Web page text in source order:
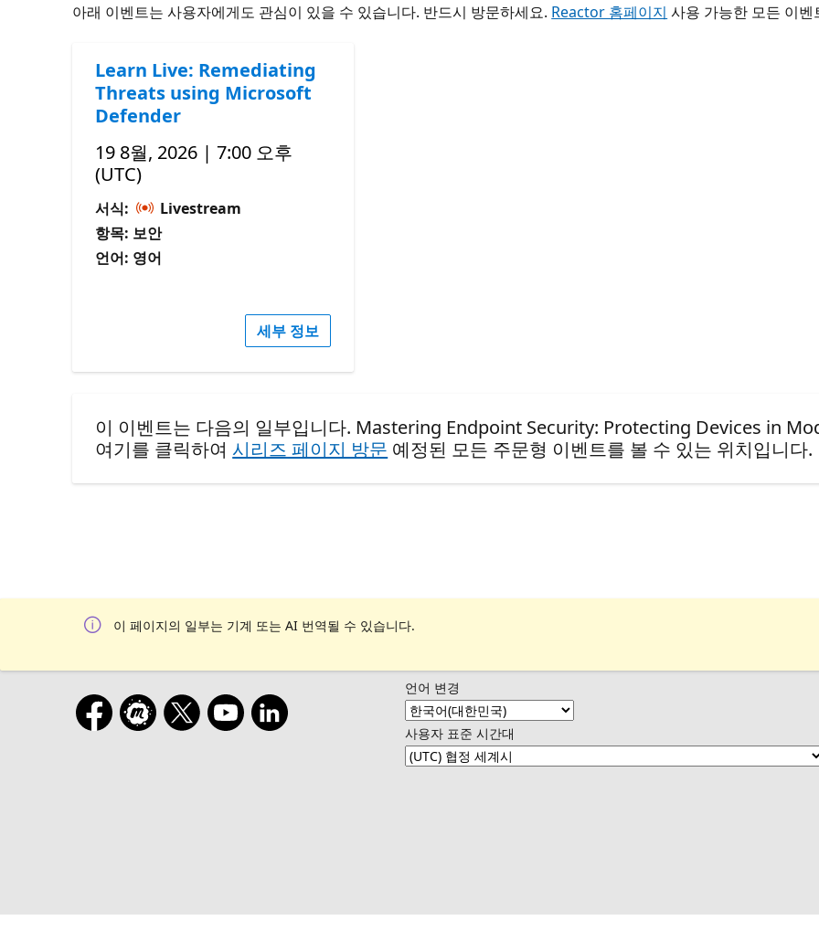
아래 이벤트는 사용자에게도 관심이 있을 수 있습니다. 반드시 방문하세요. Reactor 홈페이지 사용 가능한 모든 이벤
Learn Live: Remediating
Threats using Microsoft
Defender
19 8월, 2026 | 7:00 오후
(UTC)
서식:
Livestream
항목: 보안
언어: 영어
세부 정보
이 이벤트는 다음의 일부입니다. Mastering Endpoint Security: Protecting Devices in
여기를 클릭하여 시리즈 페이지 방문 예정된 모든 주문형 이벤트를 볼 수 있는 위치입니다.
이 페이지의 일부는 기계 또는 AI 번역될 수 있습니다.
언어 변경
사용자 표준 시간대